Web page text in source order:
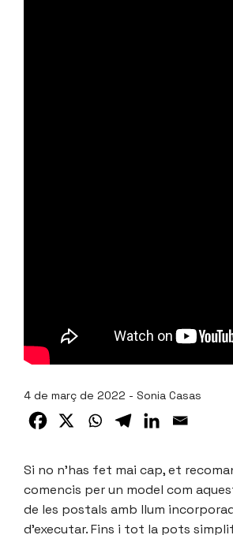
4 de març de 2022 - Sonia Casas
Si no n’has fet mai cap, et
comencis per un model com
de les postals amb llum
d’executar. Fins i tot la pots